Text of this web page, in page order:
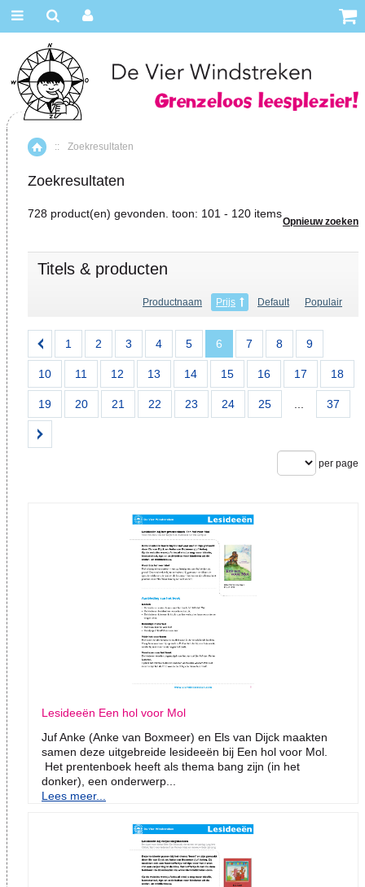
Home
:: Zoekresultaten
Zoekresultaten
728 product(en) gevonden. toon: 101 - 120 items
Opnieuw zoeken
Titels & producten
Productnaam Prijs Default Populair
1 2 3 4 5 6 7 8 9
10 11 12 13 14 15 16 17 18
19 20 21 22 23 24 25 ... 37
per page
Lesideeën Een hol voor Mol
Juf Anke (Anke van Boxmeer) en Els van Dijck maakten
samen deze uitgebreide lesideeën bij Een hol voor Mol.
Het prentenboek heeft als thema bang zijn (in het
donker), een onderwerp...
Lees meer...